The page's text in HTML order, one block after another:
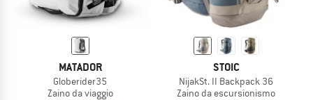
MATADOR
Globerider35
Zaino da viaggio
STOIC
NijakSt. II Backpack 36
Zaino da escursionismo